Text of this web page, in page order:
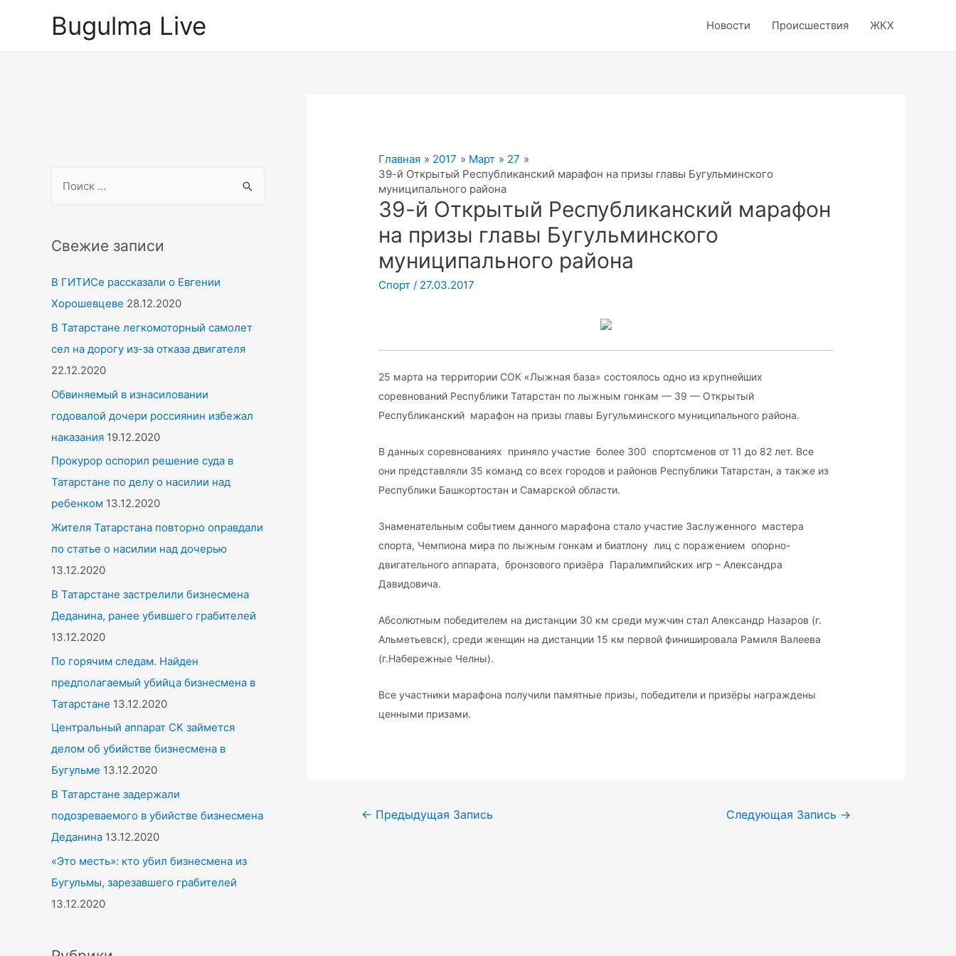
Bugulma Live Новости Происшествия ЖКХ
r
h
f
o
r
:
Свежие записи
В ГИТИСе рассказали о Евгении
Хорошевцеве 28.12.2020
В Татарстане легкомоторный самолет
сел на дорогу из-за отказа двигателя
22.12.2020
Обвиняемый в изнасиловании
годовалой дочери россиянин избежал
наказания 19.12.2020
Прокурор оспорил решение суда в
Татарстане по делу о насилии над
ребенком 13.12.2020
Жителя Татарстана повторно оправдали
по статье о насилии над дочерью
13.12.2020
В Татарстане застрелили бизнесмена
Деданина, ранее убившего грабителей
13.12.2020
По горячим следам. Найден
предполагаемый убийца бизнесмена в
Татарстане 13.12.2020
Центральный аппарат СК займется
делом об убийстве бизнесмена в
Бугульме 13.12.2020
В Татарстане задержали
подозреваемого в убийстве бизнесмена
Деданина 13.12.2020
«Это месть»: кто убил бизнесмена из
Бугульмы, зарезавшего грабителей
13.12.2020
Главная 2017 Март
27
39-й Открытый Республиканский марафон на призы главы Бугульминского
муниципального района
39-й Открытый Республиканский марафон
на призы главы Бугульминского
муниципального района
Спорт / 27.03.2017
25 марта на территории СОК «Лыжная база» состоялось одно из крупнейших
соревнований Республики Татарстан по лыжным гонкам — 39 — Открытый
Республиканский марафон на призы главы Бугульминского муниципального района.
В данных соревнованиях приняло участие более 300 спортсменов от 11 до 82 лет. Все
они представляли 35 команд со всех городов и районов Республики Татарстан, а также из
Республики Башкортостан и Самарской области.
Знаменательным событием данного марафона стало участие Заслуженного мастера
спорта, Чемпиона мира по лыжным гонкам и биатлону лиц с поражением опорно-
двигательного аппарата, бронзового призёра Паралимпийских игр – Александра
Давидовича.
Абсолютным победителем на дистанции 30 км среди мужчин стал Александр Назаров (г.
Альметьевск), среди женщин на дистанции 15 км первой финишировала Рамиля Валеева
(г.Набережные Челны).
Все участники марафона получили памятные призы, победители и призёры награждены
ценными призами.
Навигация
← Предыдущая Запись Следующая Запись →